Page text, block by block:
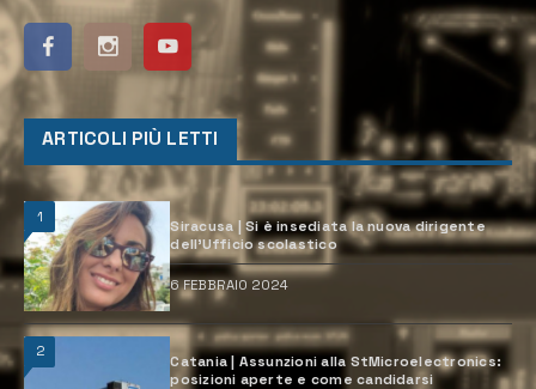
ARTICOLI PIÙ LETTI
1
Siracusa | Si è insediata la nuova dirigente
dell’Ufficio scolastico
6 FEBBRAIO 2024
2
Catania | Assunzioni alla StMicroelectronics:
posizioni aperte e come candidarsi